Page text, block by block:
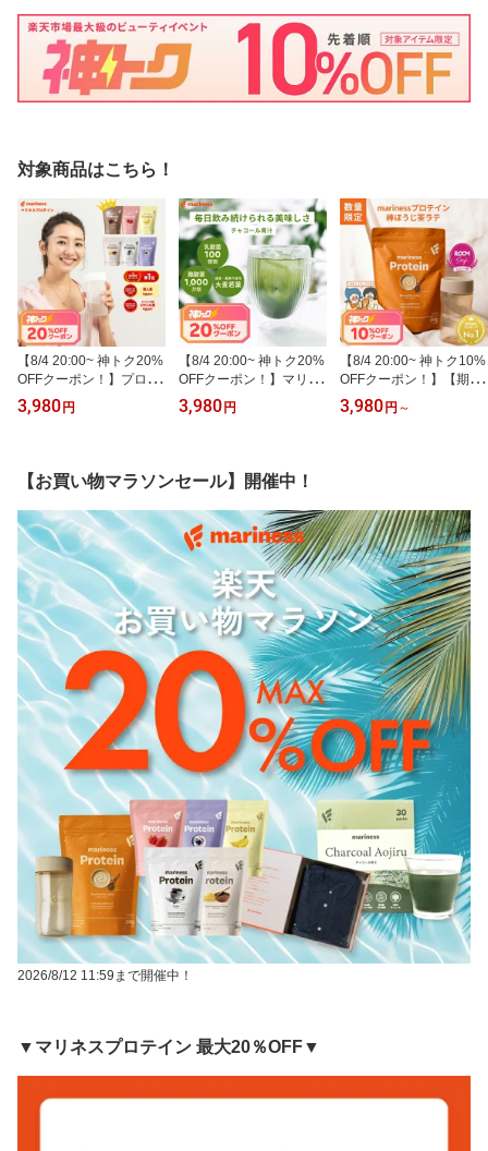
対象商品はこちら！
【8/4 20:00~ 神トク20%
OFFクーポン！】プロテ
イン 女性 完全栄養食 ma
rinessプロテイン 人工甘
き換え ダイエット ソイ
ホエイ 減量 美容 授乳中
マリネス リポソーム チ
ョコ 苺ミルク 黒ごまき
な粉 コーヒー
3,980 円
【8/4 20:00~ 神トク20%
OFFクーポン！】マリネ
ス チャコール青汁 飲み
やすい 腸活 青汁 満足度9
産 ,日本製 無添加 人工甘
味料不使用 女性向け 完
全栄養食 マリネス 公式
mariness 食物繊維 菌活
大麦若葉 抹茶 朝摘み 乳
酸菌
3,980 円
【8/4 20:00~ 神トク10%
OFFクーポン！】【期間
限定】オギャドキ コラボ
棒ほうじ茶ラテ プロテイ
減量 美容 置き換え ソイ
ホエイ 健康 ヘルシーラ
イフ たんぱく質
3,980 円 ～
【お買い物マラソンセール】開催中！
2026/8/12 11:59まで開催中！
▼マリネスプロテイン 最大20％OFF▼